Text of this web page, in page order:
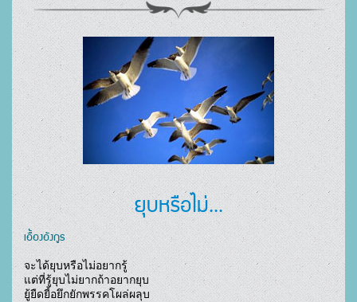
ยุบหรือไม่...
เอื้องอังกูร
จะได้ยุบหรือไม่อยากรู้
แต่ที่รู้ยุบไม่ยากถ้าอยากยุบ
ยู้ยืดยี้อยึกยักพรรคโผล่ผลุบ